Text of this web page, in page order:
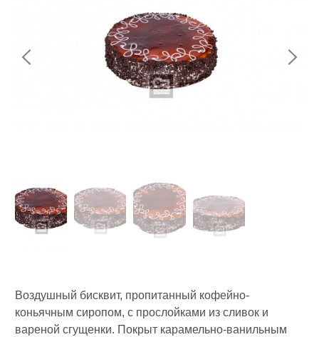
Воздушный бисквит, пропитанный кофейно-
коньячным сиропом, с прослойками из сливок и
вареной сгущенки. Покрыт карамельно-ванильным